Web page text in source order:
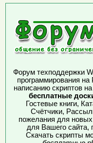
Форум техподдержки
программирования
написанию скриптов
бесплатные
Гостевые книги,
Счётчики,
пожелания для
для Вашего сайта,
Скачать скрипты